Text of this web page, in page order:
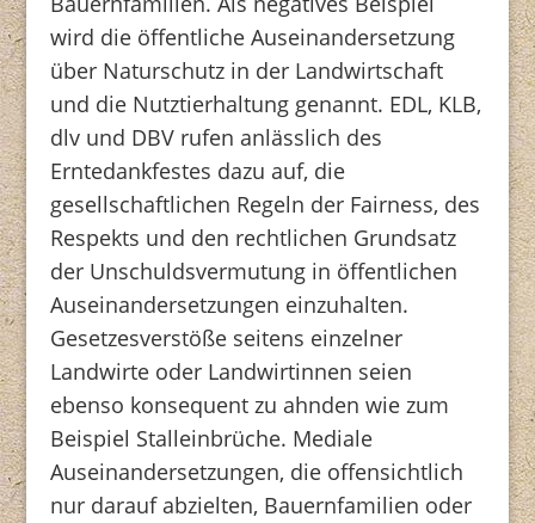
wird die öffentliche Auseinandersetzung
über Naturschutz in der Landwirtschaft
und die Nutztierhaltung genannt. EDL, KLB,
dlv und DBV rufen anlässlich des
Erntedankfestes dazu auf, die
gesellschaftlichen Regeln der Fairness, des
Respekts und den rechtlichen Grundsatz
der Unschuldsvermutung in öffentlichen
Auseinandersetzungen einzuhalten.
Gesetzesverstöße seitens einzelner
Landwirte oder Landwirtinnen seien
ebenso konsequent zu ahnden wie zum
Beispiel Stalleinbrüche. Mediale
Auseinandersetzungen, die offensichtlich
nur darauf abzielten, Bauernfamilien oder